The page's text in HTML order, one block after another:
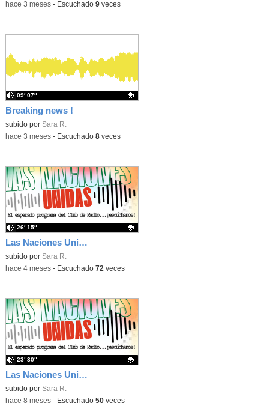
-hace 3 meses- Escuchado 9veces
Breaking news !
Contenido educativo.
subido por Sara R.
09′ 07″
-hace 3 meses- Escuchado 8veces
Las Naciones Unidas - Segunda evaluación
Contenido educativo.
subido por Sara R.
26′ 15″
-hace 4 meses- Escuchado 72 veces
Las Naciones Unidas - Primera evaluación
Contenido educativo.
subido por Sara R.
23′ 30″
-hace 8 meses- Escuchado 50veces